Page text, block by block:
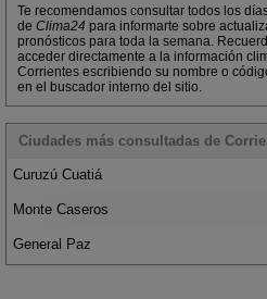
Te recomendamos consultar todos los
de Clima24 para informarte sobre
pronósticos para toda la semana.
acceder directamente a la información
Corrientes escribiendo su nombre o
en el buscador interno del sitio.
Ciudades más consultadas de
Curuzú Cuatiá
Monte Caseros
General Paz